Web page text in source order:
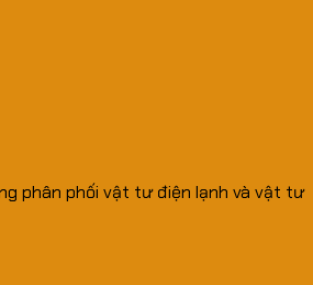
phân phối vật tư điện lạnh và vật tư